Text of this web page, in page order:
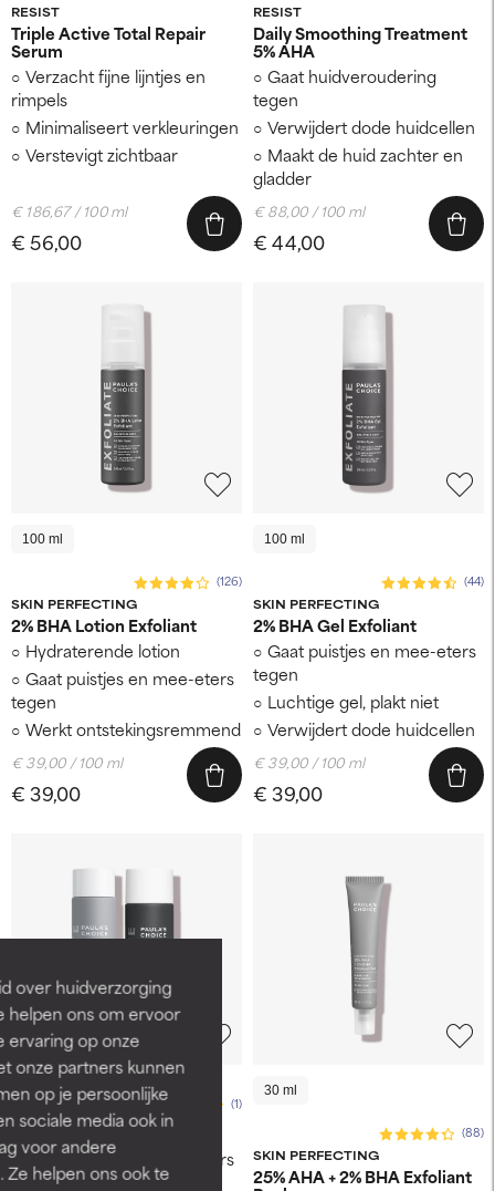
over huidverzorging
helpen ons om ervoor
ervaring op onze
onze partners kunnen
op je persoonlijke
sociale media ook in
voor andere
helpen ons ook te
RESIST
Triple Active Total Repair
Serum
Verzacht fijne lijntjes en
rimpels
Minimaliseert verkleuringen
Verstevigt zichtbaar
€ 56,00
€ 186,67 / 100 ml
RESIST
Daily Smoothing Treatment
5% AHA
Gaat huidveroudering
tegen
Verwijdert dode huidcellen
Maakt de huid zachter en
gladder
€ 44,00
€ 88,00 / 100 ml
100 ml
SKIN PERFECTING
(126)
2% BHA Lotion Exfoliant
Hydraterende lotion
Gaat puistjes en mee-eters
tegen
Werkt ontstekingsremmend
€ 39,00
€ 39,00 / 100 ml
100 ml
SKIN PERFECTING
(44)
2% BHA Gel Exfoliant
Gaat puistjes en mee-eters
tegen
Luchtige gel, plakt niet
Verwijdert dode huidcellen
€ 39,00
€ 39,00 / 100 ml
-15%
(1)
Herstel + Vernieuw
Gaat puistjes en mee-eters
tegen
30 ml
SKIN PERFECTING
(88)
25% AHA + 2% BHA Exfoliant